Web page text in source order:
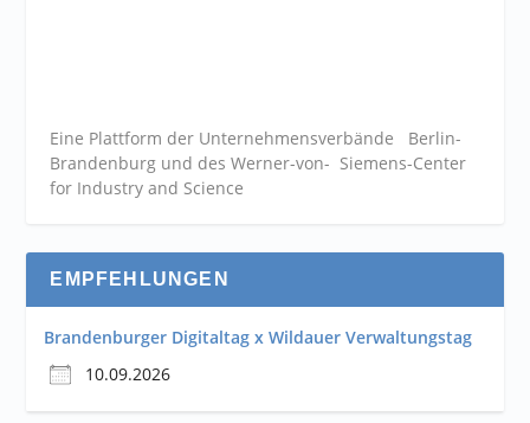
Eine Plattform der Unternehmensverbände Berlin-
Brandenburg und des Werner-von- Siemens-Center
for Industry and Science
EMPFEHLUNGEN
Brandenburger Digitaltag x Wildauer Verwaltungstag
10.09.2026